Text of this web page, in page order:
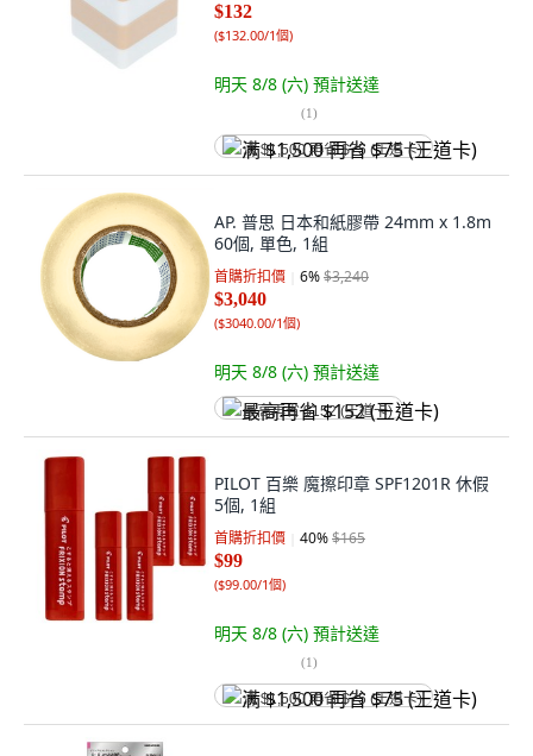
$132
($132.00/1個)
明天 8/8 (六) 預計送達
(1)
满 $1,500 再省 $75 (王道卡)
AP. 普思 日本和紙膠帶 24mm x 1.8m
60個, 單色, 1組
首購折扣價 6%$3,240
$3,040
($3040.00/1個)
明天 8/8 (六) 預計送達
最高再省 $152 (王道卡)
PILOT 百樂 魔擦印章 SPF1201R 休假
5個, 1組
首購折扣價 40%$165
$99
($99.00/1個)
明天 8/8 (六) 預計送達
(1)
满 $1,500 再省 $75 (王道卡)